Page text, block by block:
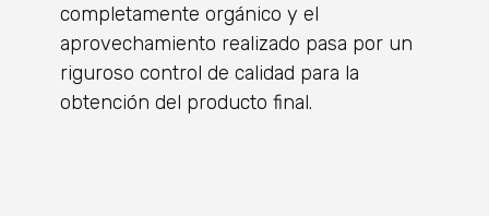
completamente orgánico y el
aprovechamiento realizado pasa por un
riguroso control de calidad para la
obtención del producto final.